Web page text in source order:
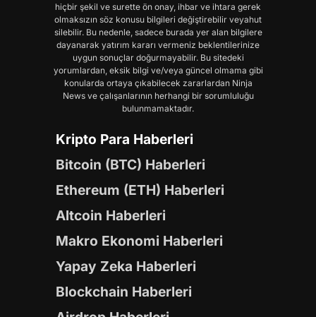
hiçbir şekil ve surette ön onay, ihbar ve ihtara gerek
olmaksızın söz konusu bilgileri değiştirebilir veyahut
silebilir. Bu nedenle, sadece burada yer alan bilgilere
dayanarak yatırım kararı vermeniz beklentilerinize
uygun sonuçlar doğurmayabilir. Bu sitedeki
yorumlardan, eksik bilgi ve/veya güncel olmama gibi
konularda ortaya çıkabilecek zararlardan Ninja
News ve çalışanlarının herhangi bir sorumluluğu
bulunmamaktadır.
Kripto Para Haberleri
Bitcoin (BTC) Haberleri
Ethereum (ETH) Haberleri
Altcoin Haberleri
Makro Ekonomi Haberleri
Yapay Zeka Haberleri
Blockchain Haberleri